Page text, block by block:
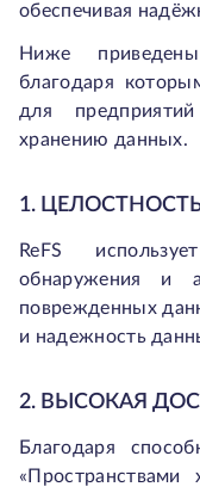
обеспечивая
Ниже
благодаря
для
хранению данных.
1.
ReFS
обнаружения и
поврежденных
и надежность
2. ВЫСОКАЯ
Благодаря
«Пространствами